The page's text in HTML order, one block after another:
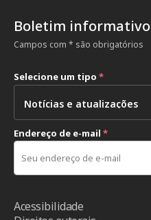
Boletim informativo
Campos com * são obrigatórios
Selecione um tipo *
Endereço de e-mail *
Acessibilidade